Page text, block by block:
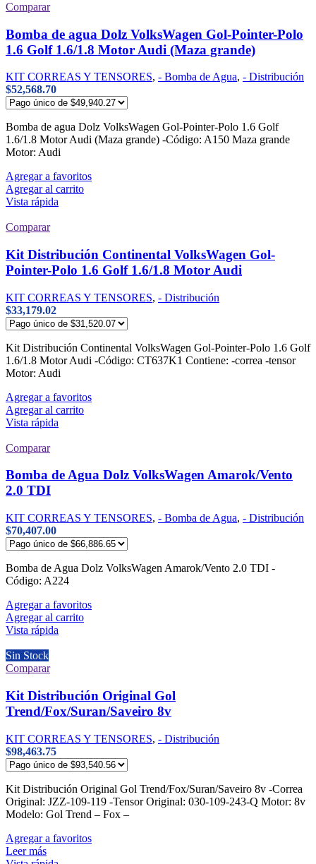
Comparar
Bomba de agua Dolz VolksWagen Gol-Pointer-Polo
1.6 Golf 1.6/1.8 Motor Audi (Maza grande)
KIT CORREAS Y TENSORES, - Bomba de Agua, - Distribución
$52,568.70
Bomba de agua Dolz VolksWagen Gol-Pointer-Polo 1.6 Golf
1.6/1.8 Motor Audi (Maza grande) -Código: A150 Maza grande
Motor: Audi
Agregar a favoritos
Agregar al carrito
Vista rápida
Comparar
Kit Distribución Continental VolksWagen Gol-
Pointer-Polo 1.6 Golf 1.6/1.8 Motor Audi
KIT CORREAS Y TENSORES, - Distribución
$33,179.02
Kit Distribución Continental VolksWagen Gol-Pointer-Polo 1.6 Golf
1.6/1.8 Motor Audi -Código: CT637K1 Contiene: -correa -tensor
Motor: Audi
Agregar a favoritos
Agregar al carrito
Vista rápida
Comparar
Bomba de Agua Dolz VolksWagen Amarok/Vento
2.0 TDI
KIT CORREAS Y TENSORES, - Bomba de Agua, - Distribución
$70,407.00
Bomba de Agua Dolz VolksWagen Amarok/Vento 2.0 TDI -
Código: A224
Agregar a favoritos
Agregar al carrito
Vista rápida
Sin Stock
Comparar
Kit Distribución Original Gol
Trend/Fox/Suran/Saveiro 8v
KIT CORREAS Y TENSORES, - Distribución
$98,463.75
Kit Distribución Original Gol Trend/Fox/Suran/Saveiro 8v -Correa
Original: JZZ-109-119 -Tensor Original: 030-109-243-Q Motor: 8v
Modelo: Gol Trend – Fox –
Agregar a favoritos
Leer más